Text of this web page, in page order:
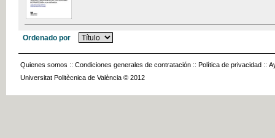
Ordenado por
Quienes somos :: Condiciones generales de contratación :: Política de privacidad ::
Universitat Politècnica de València © 2012